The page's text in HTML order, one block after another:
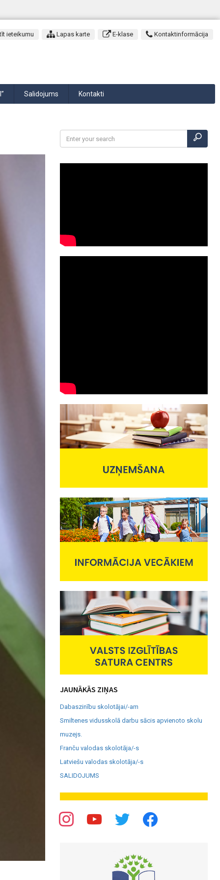
ieteikumu Lapas karte E-klase Kontaktinformācija
Salidojums Kontakti
JAUNĀKĀS ZIŅAS
Dabaszinību skolotājai/-am
Smiltenes vidusskolā darbu sācis apvienoto skolu
muzejs.
Franču valodas skolotāja/-s
Latviešu valodas skolotāja/-s
SALIDOJUMS